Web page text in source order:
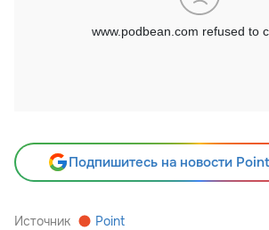
Подпишитесь на новости
Источник Point